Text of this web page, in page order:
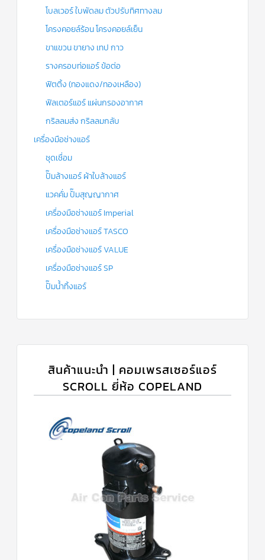
โบลเวอร์ ใบพัดลม ตัวปรับทิศทางลม
โครงคอยล์ร้อน โครงคอยล์เย็น
ขาแขวน ขายาง เทป กาว
รางครอบท่อแอร์ ข้อต่อ
ฟิตติ้ง (ทองแดง/ทองเหลือง)
ฟิลเตอร์แอร์ แผ่นกรองอากาศ
กริลลมส่ง กริลลมกลับ
เครื่องมือช่างแอร์
ชุดเชื่อม
ปั๊มล้างแอร์ ผ้าใบล้างแอร์
แวคคั่ม ปั๊มสุญญากาศ
เครื่องมือช่างแอร์ Imperial
เครื่องมือช่างแอร์ TASCO
เครื่องมือช่างแอร์ VALUE
เครื่องมือช่างแอร์ SP
ปั๊มน้ำทิ้งแอร์
สินค้าแนะนำ | คอมเพรสเซอร์แอร์
SCROLL ยี่ห้อ COPELAND